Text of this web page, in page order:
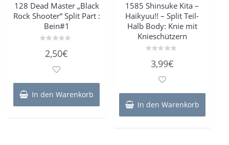
128 Dead Master „Black
Rock Shooter“ Split Part :
Bein#1
mit2,50€
In den Warenkorb
1585 Shinsuke Kita –
Haikyuu!! – Split Teil-
Halb Body: Knie mit
Knieschützern
mit
3,99€
In den Warenkorb